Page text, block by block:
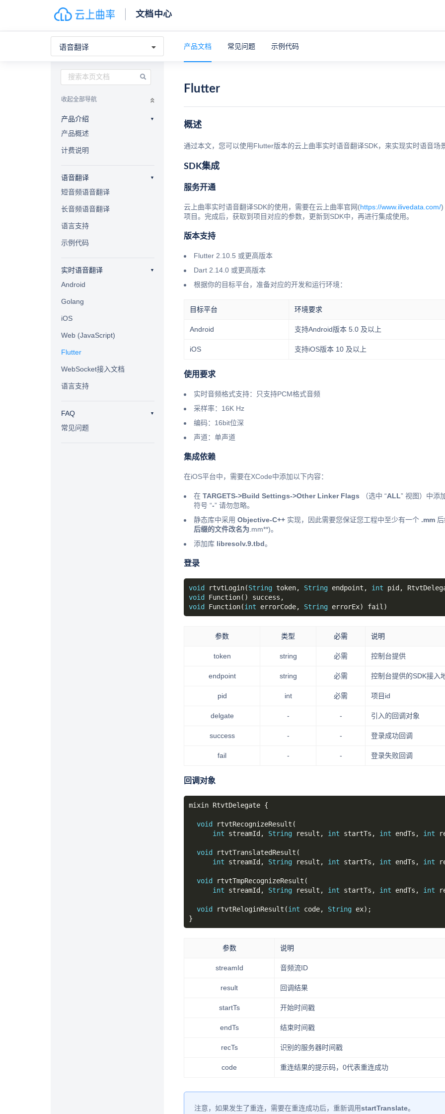
文档中心
语音翻译 产品文档 常见问题 示例代码
收起全部导航
产品介绍
产品概述
计费说明
语音翻译
短音频语音翻译
长音频语音翻译
语言支持
示例代码
实时语音翻译
Android
Golang
iOS
Web (JavaScript)
Flutter
WebSocket接入文档
语言支持
FAQ
常见问题
Flutter
概述
通过本文，您可以使用Flutter版本的云上曲率实时语音翻译SDK，来实现实时语音场
SDK集成
服务开通
云上曲率实时语音翻译SDK的使用，需要在云上曲率官网(https://www.ilivedata.com/)
项目。完成后，获取到项目对应的参数，更新到SDK中，再进行集成使用。
版本支持
Flutter 2.10.5 或更高版本
Dart 2.14.0 或更高版本
根据你的目标平台，准备对应的开发和运行环境：
目标平台 环境要求
Android 支持Android版本 5.0 及以上
iOS 支持iOS版本 10 及以上
使用要求
实时音频格式支持：只支持PCM格式音频
采样率：16K Hz
编码：16bit位深
声道：单声道
集成依赖
在iOS平台中，需要在XCode中添加以下内容：
在 TARGETS->Build Settings->Other Linker Flags （选中 “ALL” 视图）中添
符号 “-” 请勿忽略。
静态库中采用 Objective-C++ 实现，因此需要您保证您工程中至少有一个 .mm
后缀的文件改名为 .mm**)。
添加库 libresolv.9.tbd。
登录
void rtvtLogin(String token, String endpoint, int
void
void Function(int errorCode, String
参数 类型 必需 说明
token string 必需 控制台提供
endpoint string 必需 控制台提供的SDK接入
pid int 必需 项目id
delgate - - 引入的回调对象
success - - 登录成功回调
fail - - 登录失败回调
回调对象
void
int streamId, String result, int startTs, int endTs, int
void
int streamId, String result, int startTs, int endTs, int
void
int streamId, String result, int startTs, int endTs, int
void rtvtReloginResult(int code, String
参数 说明
streamId 音频流ID
result 回调结果
startTs 开始时间戳
endTs 结束时间戳
recTs 识别的服务器时间戳
code 重连结果的提示码，0代表重连成功
注意，如果发生了重连，需要在重连成功后，重新调用startTranslate。